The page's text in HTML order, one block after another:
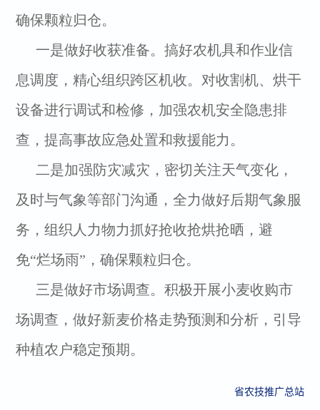
确保颗粒归仓。
一是做好收获准备。搞好农机具和作业信
息调度，精心组织跨区机收。对收割机、烘干
设备进行调试和检修，加强农机安全隐患排
查，提高事故应急处置和救援能力。
二是加强防灾减灾，密切关注天气变化，
及时与气象等部门沟通，全力做好后期气象服
务，组织人力物力抓好抢收抢烘抢晒，避
免“烂场雨”，确保颗粒归仓。
三是做好市场调查。积极开展小麦收购市
场调查，做好新麦价格走势预测和分析，引导
种植农户稳定预期。
省农技推广总站